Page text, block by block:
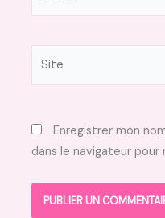
Enregistrer mon
dans le navigateur